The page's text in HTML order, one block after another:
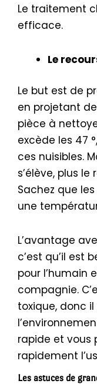
Le traitement
efficace.
Le
Le but est de
en projetant
pièce à
excède les 47
ces nuisibles.
s’élève, plus
Sachez que
une
L’avantage
c’est qu’il est
pour l’humain
compagnie.
toxique, donc
rapide et vous
rapidement
Les astuces de